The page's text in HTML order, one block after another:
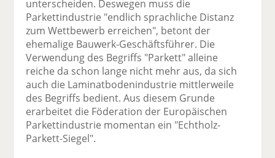
unterscheiden. Deswegen muss die
Parkettindustrie "endlich sprachliche Distanz
zum Wettbewerb erreichen", betont der
ehemalige Bauwerk-Geschäftsführer. Die
Verwendung des Begriffs "Parkett" alleine
reiche da schon lange nicht mehr aus, da sich
auch die Laminatbodenindustrie mittlerweile
des Begriffs bedient. Aus diesem Grunde
erarbeitet die Föderation der Europäischen
Parkettindustrie momentan ein "Echtholz-
Parkett-Siegel".